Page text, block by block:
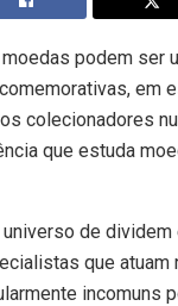
podem ser
comemorativas, em
colecionadores
que estuda
de
que atuam
incomuns